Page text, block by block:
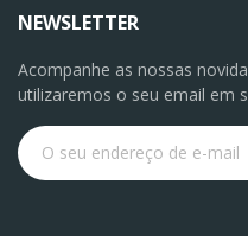
NEWSLETTER
Acompanhe as nossas
utilizaremos o seu email em